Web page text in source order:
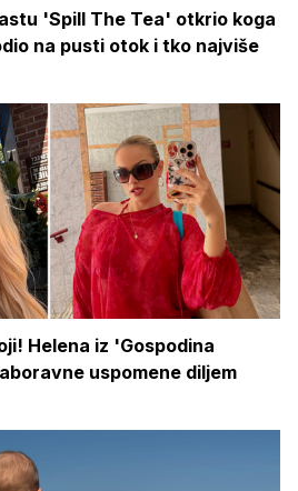
'Spill The Tea' otkrio koga
na pusti otok i tko najviše
Helena iz 'Gospodina
uspomene diljem